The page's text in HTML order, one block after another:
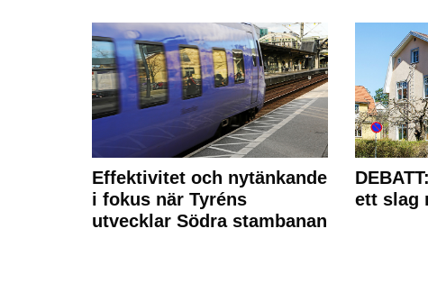
Effektivitet och nytänkande
i fokus när Tyréns
utvecklar Södra stambanan
ett slag